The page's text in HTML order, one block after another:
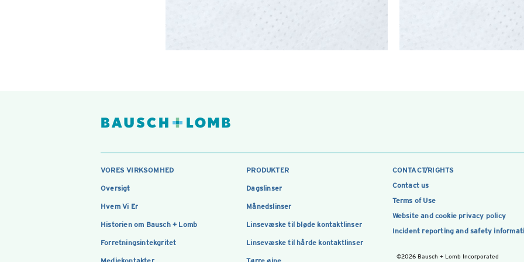
VORES VIRKSOMHED
Oversigt
Hvem Vi Er
Historien om Bausch + Lomb
Forretningsintekgritet
PRODUKTER
Dagslinser
Månedslinser
Linsevæske til bløde kontaktlinser
Linsevæske til hårde kontaktlinser
CONTACT/RIGHTS
Contact us
Terms of Use
Website and cookie privacy policy
Incident reporting and safety
©2026 Bausch + Lomb Incorporated